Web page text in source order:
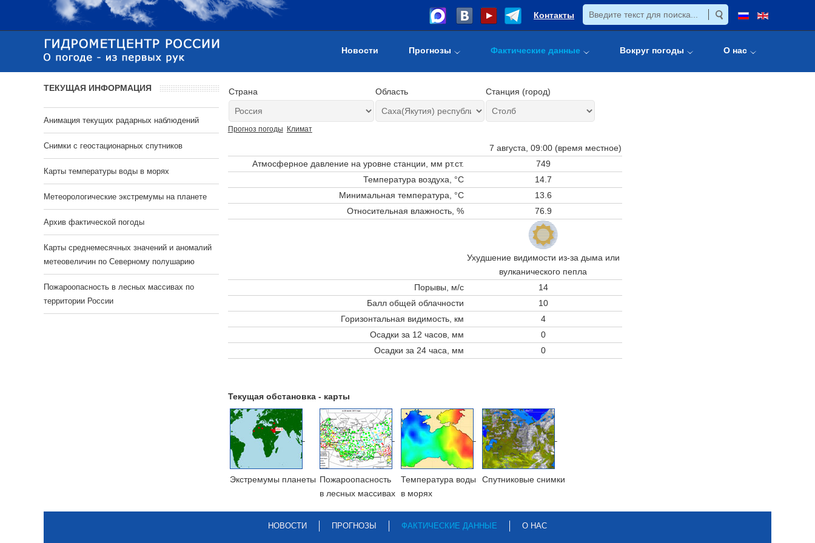
Контакты
Новости Прогнозы Фактические данные Вокруг погоды О нас
Страна Область Станция (город)
Прогноз погоды Климат
7 августа, 09:00 (время местное)
Атмосферное давление на уровне станции, мм рт.ст.
749
Температура воздуха, °C
14.7
Минимальная температура, °C
13.6
Относительная влажность, %
76.9
Ухудшение видимости из-за дыма или
вулканического пепла
Порывы, м/с
14
Балл общей облачности
10
Горизонтальная видимость, км
4
Осадки за 12 часов, мм
0
Осадки за 24 часа, мм
0
Текущая обстановка - карты
Экстремумы планеты Пожароопасность
в лесных массивах
Температура воды
в морях
Cпутниковые снимки
ТЕКУЩАЯ ИНФОРМАЦИЯ
Анимация текущих радарных наблюдений
Cнимки с геостационарных спутников
Карты температуры воды в морях
Метеорологические экстремумы на планете
Архив фактической погоды
Карты среднемесячных значений и аномалий
метеовеличин по Северному полушарию
Пожароопасность в лесных массивах по
территории России
НОВОСТИ ПРОГНОЗЫ ФАКТИЧЕСКИЕ ДАННЫЕ О НАС